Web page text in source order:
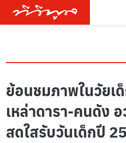
ย้อนชมภาพในวัยเ
เหล่าดารา-คนดัง
สดใสรับวันเด็กปี